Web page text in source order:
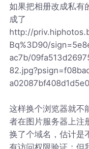
如果把相册改成私有
成了
http://
Bq%3D90/
ac7b/
a02087bf408d1d5e0
这样换个浏览器就不
者在图片服务器上注
换了个域名，估计是
有访问权限验证；但